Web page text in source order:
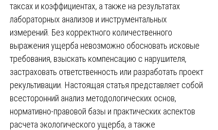
таксах и коэффициентах, а также на результатах
лабораторных анализов и инструментальных
измерений. Без корректного количественного
выражения ущерба невозможно обосновать исковые
требования, взыскать компенсацию с нарушителя,
застраховать ответственность или разработать проект
рекультивации. Настоящая статья представляет собой
всесторонний анализ методологических основ,
нормативно-правовой базы и практических аспектов
расчета экологического ущерба, а также